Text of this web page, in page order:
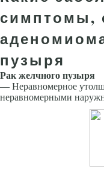
симптомы,
пузыря
Рак желчного пузыря
— Неравномерное
неравномерными